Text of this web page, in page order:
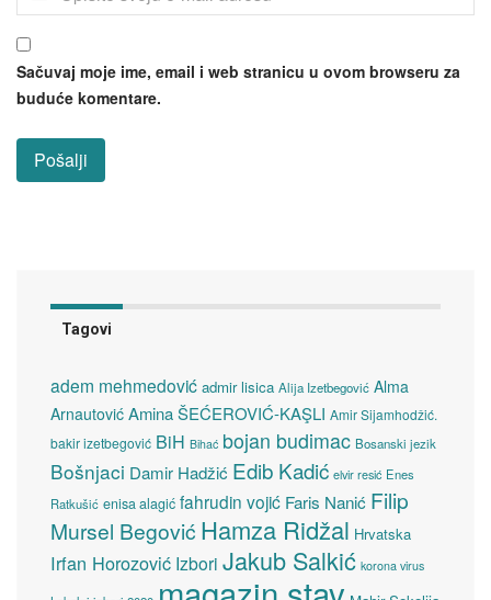
Sačuvaj moje ime, email i web stranicu u ovom browseru za
buduće komentare.
Tagovi
adem mehmedović admir lisica Alija Izetbegović Alma
Arnautović Amina ŠEĆEROVIĆ-KAŞLI Amir Sijamhodžić.
bakir izetbegović BiH Bihać bojan budimac Bosanski jezik
Bošnjaci Damir Hadžić Edib Kadić elvir resić Enes
Ratkušić enisa alagić fahrudin vojić Faris Nanić Filip
Mursel Begović Hamza Ridžal Hrvatska
Irfan Horozović Izbori Jakub Salkić korona virus